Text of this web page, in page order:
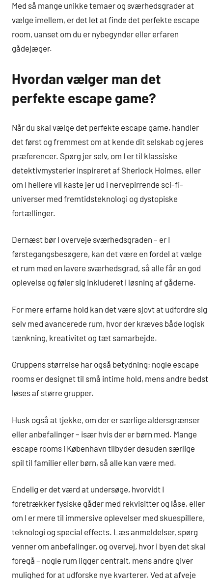
Med så mange unikke temaer og sværhedsgrader at
vælge imellem, er det let at finde det perfekte escape
room, uanset om du er nybegynder eller erfaren
gådejæger.
Hvordan vælger man det
perfekte escape game?
Når du skal vælge det perfekte escape game, handler
det først og fremmest om at kende dit selskab og jeres
præferencer. Spørg jer selv, om I er til klassiske
detektivmysterier inspireret af Sherlock Holmes, eller
om I hellere vil kaste jer ud i nervepirrende sci-fi-
universer med fremtidsteknologi og dystopiske
fortællinger.
Dernæst bør I overveje sværhedsgraden – er I
førstegangsbesøgere, kan det være en fordel at vælge
et rum med en lavere sværhedsgrad, så alle får en god
oplevelse og føler sig inkluderet i løsning af gåderne.
For mere erfarne hold kan det være sjovt at udfordre sig
selv med avancerede rum, hvor der kræves både logisk
tænkning, kreativitet og tæt samarbejde.
Gruppens størrelse har også betydning; nogle escape
rooms er designet til små intime hold, mens andre bedst
løses af større grupper.
Husk også at tjekke, om der er særlige aldersgrænser
eller anbefalinger – især hvis der er børn med. Mange
escape rooms i København tilbyder desuden særlige
spil til familier eller børn, så alle kan være med.
Endelig er det værd at undersøge, hvorvidt I
foretrækker fysiske gåder med rekvisitter og låse, eller
om I er mere til immersive oplevelser med skuespillere,
teknologi og special effects. Læs anmeldelser, spørg
venner om anbefalinger, og overvej, hvor i byen det skal
foregå – nogle rum ligger centralt, mens andre giver
mulighed for at udforske nye kvarterer. Ved at afveje